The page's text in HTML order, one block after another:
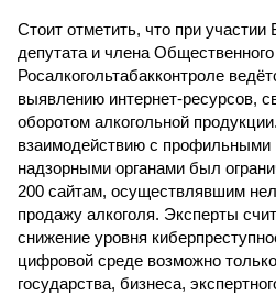
Стоит отметить, что при
депутата и члена
Росалкогольтабакконтроле
выявлению интернет-ресурсов,
оборотом алкогольной
взаимодействию с профильными
надзорными органами был
200 сайтам, осуществлявшим
продажу алкоголя. Эксперты
снижение уровня
цифровой среде возможно
государства, бизнеса,